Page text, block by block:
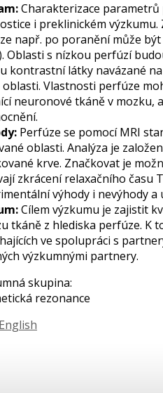
Charakterizace
i preklinickém
např. po poranění může
Oblasti s nízkou perfúzí
kontrastní látky navázané
oblasti. Vlastnosti perfúze
neuronové tkáně v mozku,
Perfúze se pomocí MRI
oblasti. Analýza je
krve. Značkovat je
zkrácení relaxačního času
výhody i nevýhody
Cílem výzkumu je zajistit
tkáně z hlediska perfúze. K
ve spolupráci s
výzkumnými partnery.
skupina:
rezonance
English